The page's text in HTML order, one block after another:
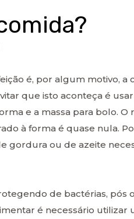
é, por algum motivo, a
que isto aconteça é
e a massa para bolo. O
à forma é quase nula.
ou de azeite
de bactérias, pós
é necessário